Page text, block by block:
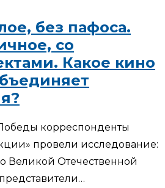
без пафоса.
со
Какое кино
корреспонденты
провели исследование:
Великой Отечественной